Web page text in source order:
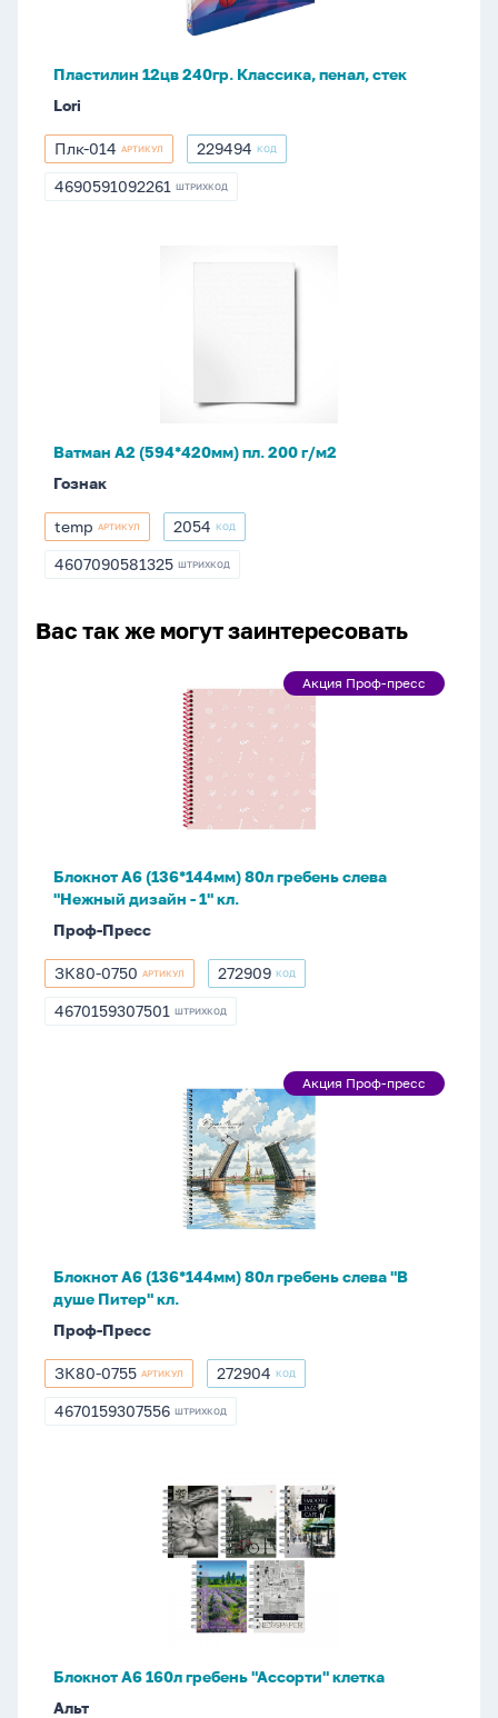
Пластилин 12цв 240гр. Классика, пенал, стек
Lori
Плк-014
Плк-014 АРТИКУЛ 229494
229494 КОД
4690591092261
4690591092261 ШТРИХКОД
Ватман А2 (594*420мм) пл. 200 г/м2
Гознак
temp
temp АРТИКУЛ 2054
2054 КОД
4607090581325
4607090581325 ШТРИХКОД
Вас так же могут заинтересовать
-
1"
кл.
Акция
Акция Проф-пресс
Блокнот А6 (136*144мм) 80л гребень слева
"Нежный дизайн - 1" кл.
Проф-Пресс
ЗК80-
0750
ЗК80-0750 АРТИКУЛ 272909
272909 КОД
4670159307501
4670159307501 ШТРИХКОД
Питер"
кл.
Акция
Акция Проф-пресс
Блокнот А6 (136*144мм) 80л гребень слева "В
душе Питер" кл.
Проф-Пресс
ЗК80-
0755
ЗК80-0755 АРТИКУЛ 272904
272904 КОД
4670159307556
4670159307556 ШТРИХКОД
Блокнот А6 160л гребень "Ассорти" клетка
Альт